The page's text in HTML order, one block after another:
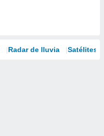
Radar de lluvia Satélites